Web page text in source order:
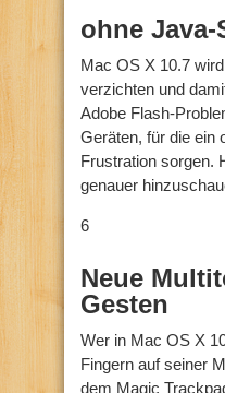
ohne
Mac OS X 10.7
verzichten und
Adobe Flash-
Geräten, für die ein
Frustration sorgen.
genauer
6
Neue
Gesten
Wer in Mac OS X
Fingern auf seiner
dem Magic